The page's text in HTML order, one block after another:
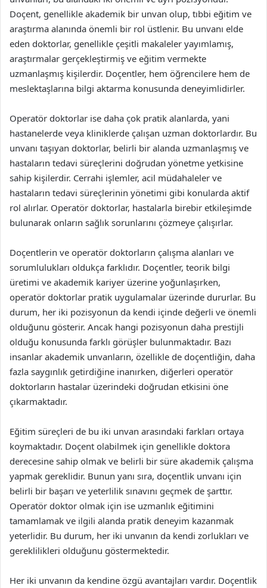
Doçent, genellikle akademik bir unvan olup, tıbbi eğitim ve
araştırma alanında önemli bir rol üstlenir. Bu unvanı elde
eden doktorlar, genellikle çeşitli makaleler yayımlamış,
araştırmalar gerçekleştirmiş ve eğitim vermekte
uzmanlaşmış kişilerdir. Doçentler, hem öğrencilere hem de
meslektaşlarına bilgi aktarma konusunda deneyimlidirler.
Operatör doktorlar ise daha çok pratik alanlarda, yani
hastanelerde veya kliniklerde çalışan uzman doktorlardır. Bu
unvanı taşıyan doktorlar, belirli bir alanda uzmanlaşmış ve
hastaların tedavi süreçlerini doğrudan yönetme yetkisine
sahip kişilerdir. Cerrahi işlemler, acil müdahaleler ve
hastaların tedavi süreçlerinin yönetimi gibi konularda aktif
rol alırlar. Operatör doktorlar, hastalarla birebir etkileşimde
bulunarak onların sağlık sorunlarını çözmeye çalışırlar.
Doçentlerin ve operatör doktorların çalışma alanları ve
sorumlulukları oldukça farklıdır. Doçentler, teorik bilgi
üretimi ve akademik kariyer üzerine yoğunlaşırken,
operatör doktorlar pratik uygulamalar üzerinde dururlar. Bu
durum, her iki pozisyonun da kendi içinde değerli ve önemli
olduğunu gösterir. Ancak hangi pozisyonun daha prestijli
olduğu konusunda farklı görüşler bulunmaktadır. Bazı
insanlar akademik unvanların, özellikle de doçentliğin, daha
fazla saygınlık getirdiğine inanırken, diğerleri operatör
doktorların hastalar üzerindeki doğrudan etkisini öne
çıkarmaktadır.
Eğitim süreçleri de bu iki unvan arasındaki farkları ortaya
koymaktadır. Doçent olabilmek için genellikle doktora
derecesine sahip olmak ve belirli bir süre akademik çalışma
yapmak gereklidir. Bunun yanı sıra, doçentlik unvanı için
belirli bir başarı ve yeterlilik sınavını geçmek de şarttır.
Operatör doktor olmak için ise uzmanlık eğitimini
tamamlamak ve ilgili alanda pratik deneyim kazanmak
yeterlidir. Bu durum, her iki unvanın da kendi zorlukları ve
gereklilikleri olduğunu göstermektedir.
Her iki unvanın da kendine özgü avantajları vardır. Doçentlik